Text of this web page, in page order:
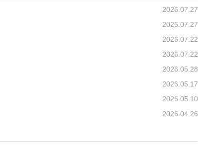
2026.07.27
2026.07.27
2026.07.22
2026.07.22
2026.05.28
2026.05.17
2026.05.10
2026.04.26